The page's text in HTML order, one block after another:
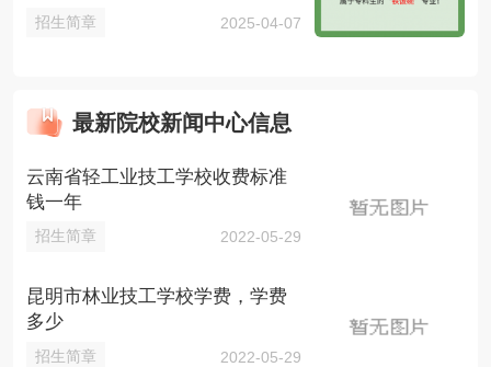
招生简章 2025-04-07
最新院校新闻中心信息
云南省轻工业技工学校收费标准
钱一年
招生简章 2022-05-29
昆明市林业技工学校学费，学费
多少
招生简章 2022-05-29